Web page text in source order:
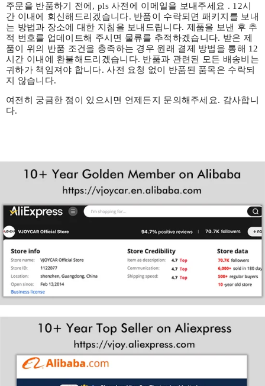
주문을 반품하기 전에, pls 사전에 이메일을 보내주세요 . 12시
간 이내에 회신해드리겠습니다. 반품이 수락되면 패키지를 보내
는 방법과 장소에 대한 지침을 보내드립니다. 제품을 보낸 후 추
적 번호를 업데이트해 주시면 물류를 추적하겠습니다. 받은 제
품이 위의 반품 조건을 충족하는 경우 원래 결제 방법을 통해 12
시간 이내에 환불해드리겠습니다. 반품과 관련된 모든 배송비는
귀하가 책임져야 합니다. 사전 요청 없이 반품된 품목은 수락되
지 않습니다.
여전히 궁금한 점이 있으시면 언제든지 문의해주세요. 감사합니
다.